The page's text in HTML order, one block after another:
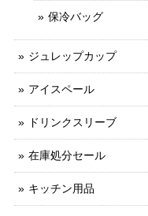
保冷バッグ
ジュレップカップ
アイスペール
ドリンクスリーブ
在庫処分セール
キッチン用品